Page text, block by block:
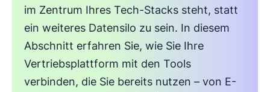
im Zentrum Ihres Tech-Stacks steht, statt
ein weiteres Datensilo zu sein. In diesem
Abschnitt erfahren Sie, wie Sie Ihre
Vertriebsplattform mit den Tools
verbinden, die Sie bereits nutzen – von E-